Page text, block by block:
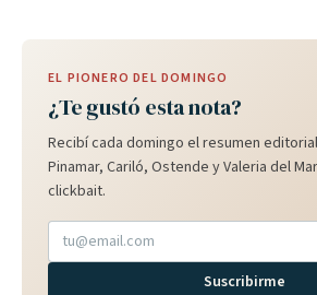
EL PIONERO DEL DOMINGO
¿Te gustó esta nota?
Recibí cada domingo el resumen
Pinamar, Cariló, Ostende y Valeria del
clickbait.
Suscribirme